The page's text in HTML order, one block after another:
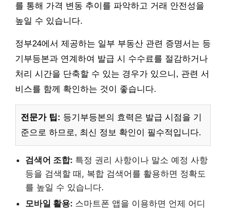
를 통해 가격 변동 추이를 파악하고 거래 안전성을
높일 수 있습니다.
정부24에서 제공하는 일부 부동산 관련 증명서는 등
기부등본과 연계하여 발급 시 수수료를 절감하거나
처리 시간을 단축할 수 있는 경우가 있으니, 관련 서
비스를 함께 확인하는 것이 좋습니다.
전문가 팁: 등기부등본의 효력은 발급 시점을 기
준으로 하므로, 최신 정보 확인이 필수적입니다.
검색어 조합: 특정 권리 사항이나 말소 예정 사항
등을 검색할 때, 복합 검색어를 활용하면 정확도
를 높일 수 있습니다.
모바일 활용: 스마트폰 앱을 이용하면 언제 어디